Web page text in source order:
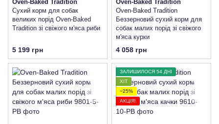
Oven-Baked Tradition
Сухий корм для собак
великих порід Oven-Baked
Tradition зі свіжого м'яса риби
5 199 грн
Oven-Baked Tradition
Oven-Baked Tradition
Беззерновий сухий корм для
собак малих порід зі свіжого
м'яса курки
4 058 грн
ЗАЛИШИЛОСЯ 54 ДНІ
ХІТ
−25%
АКЦІЯ!